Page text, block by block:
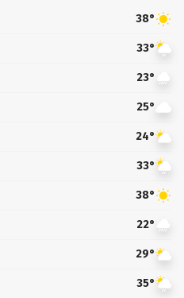
38°
33°
23°
25°
24°
33°
38°
22°
29°
35°